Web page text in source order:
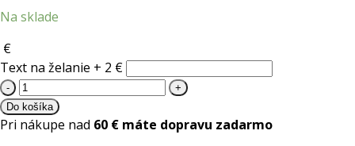
Na sklade
€
Text na želanie + 2 €
množstvo
Drevená
gravírovaná
Do košíka
Pri nákupe nad 60 € máte dopravu zadarmo